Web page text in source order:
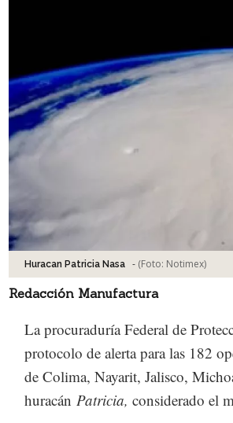
Huracan Patricia Nasa - (Foto: Notimex)
Redacción Manufactura
La procuraduría Federal de
protocolo de alerta para las 182
de Colima, Nayarit, Jalisco,
huracán Patricia, considerado el